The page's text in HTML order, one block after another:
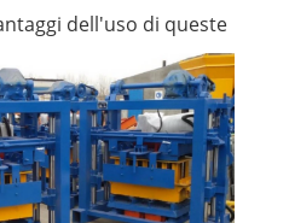
dell'uso di queste